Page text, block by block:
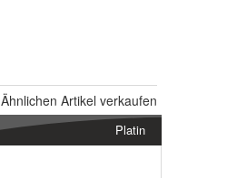
Ähnlichen Artikel verkaufen
Platin